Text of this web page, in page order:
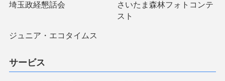
埼玉政経懇話会
さいたま森林フォトコンテ
スト
ジュニア・エコタイムス
サービス